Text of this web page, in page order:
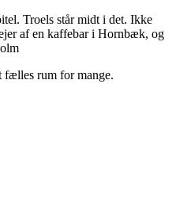
Troels står midt i det. Ikke
af en kaffebar i Hornbæk, og
fælles rum for mange.